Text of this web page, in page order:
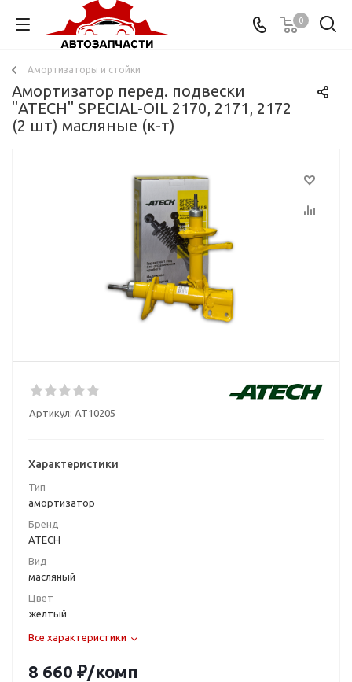
0
Амортизаторы и стойки
Амортизатор перед. подвески
"ATECH" SPECIAL-OIL 2170, 2171, 2172
(2 шт) масляные (к-т)
Артикул: AT10205
Характеристики
Тип
амортизатор
Бренд
ATECH
Вид
масляный
Цвет
желтый
Все характеристики
8 660 ₽/комп